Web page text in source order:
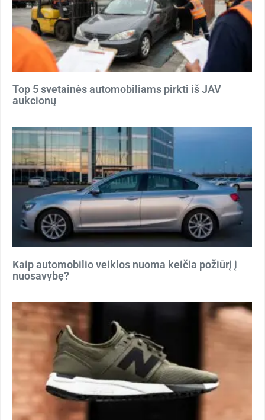
Top 5 svetainės automobiliams pirkti iš JAV
aukcionų
Kaip automobilio veiklos nuoma keičia požiūrį į
nuosavybę?